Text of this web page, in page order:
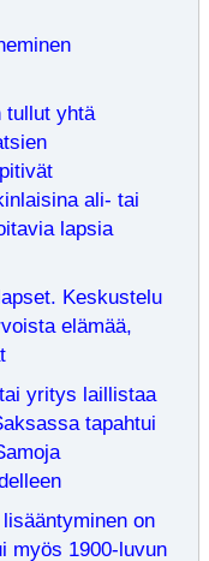
tullut yhtä
ali- tai
lapsia
Keskustelu
elämää,
yritys laillistaa
tapahtui
on
myös 1900-luvun